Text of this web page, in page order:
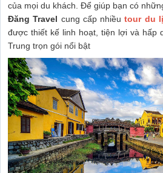
của mọi du khách. Để giúp bạn có
Đăng Travel cung cấp nhiềutour du
được thiết kế linh hoạt, tiện lợi và hấp
Trung trọn gói nổi bật